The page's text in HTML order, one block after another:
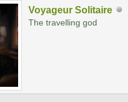
Voyageur Solitaire
The travelling god